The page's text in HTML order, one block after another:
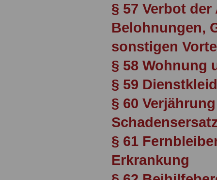
§ 57 Verbot
Belohnungen,
sonstigen
§ 58 Wohnung
§ 59
§ 60
§ 61
Erkrankung